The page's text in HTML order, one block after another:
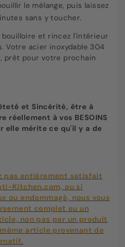
le mélange, puis laissez
sans y toucher.
bouilloire et rincez l'intérieur
Votre acier inoxydable 304
prêt pour votre prochain
et Sincérité, être à
réellement à vos BESOINS
elle mérite ce qu'il y a de
pas entièrement satisfait
Kitchen.com, ou si
ou endommagé, nous vous
complet ou un
non pas par un produit
article provenant de